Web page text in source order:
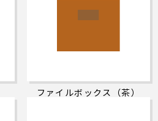
ファイルボックス（茶）